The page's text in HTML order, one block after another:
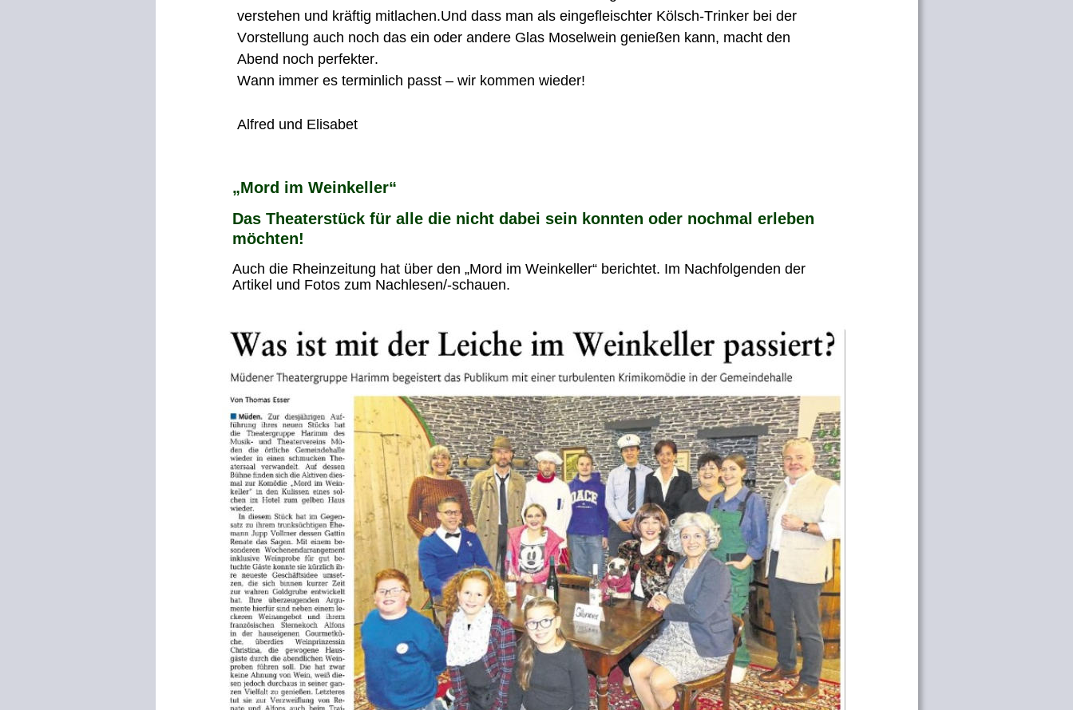
„Mord im Weinkeller“
Das Theaterstück für alle die nicht dabei sein konnten oder nochmal erleben
möchten!
Auch die Rheinzeitung hat über den „Mord im Weinkeller“ berichtet. Im Nachfolgenden der
Artikel und Fotos zum Nachlesen/-schauen.
verstehen und kräftig mitlachen.Und dass man als eingefleischter Kölsch-Trinker bei der
Vorstellung auch noch das ein oder andere Glas Moselwein genießen kann, macht den
Abend noch perfekter.
Wann immer es terminlich passt – wir kommen wieder!
Alfred und Elisabet